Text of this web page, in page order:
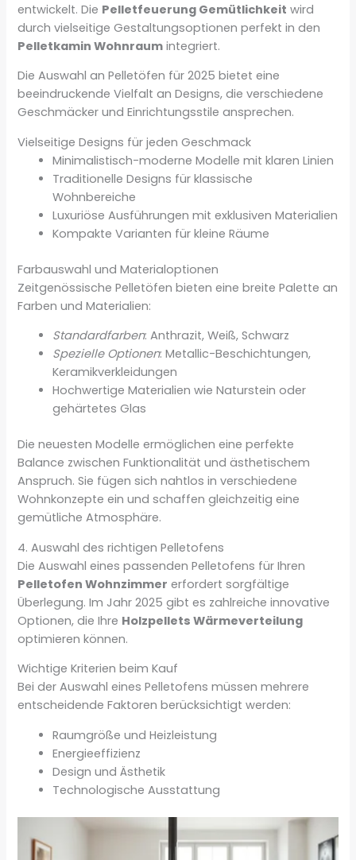
entwickelt. Die Pelletfeuerung Gemütlichkeit wird
durch vielseitige Gestaltungsoptionen perfekt in den
Pelletkamin Wohnraum integriert.
Die Auswahl an Pelletöfen für 2025 bietet eine
beeindruckende Vielfalt an Designs, die verschiedene
Geschmäcker und Einrichtungsstile ansprechen.
Vielseitige Designs für jeden Geschmack
Minimalistisch-moderne Modelle mit klaren Linien
Traditionelle Designs für klassische
Wohnbereiche
Luxuriöse Ausführungen mit exklusiven Materialien
Kompakte Varianten für kleine Räume
Farbauswahl und Materialoptionen
Zeitgenössische Pelletöfen bieten eine breite Palette an
Farben und Materialien:
Standardfarben: Anthrazit, Weiß, Schwarz
Spezielle Optionen: Metallic-Beschichtungen,
Keramikverkleidungen
Hochwertige Materialien wie Naturstein oder
gehärtetes Glas
Die neuesten Modelle ermöglichen eine perfekte
Balance zwischen Funktionalität und ästhetischem
Anspruch. Sie fügen sich nahtlos in verschiedene
Wohnkonzepte ein und schaffen gleichzeitig eine
gemütliche Atmosphäre.
4. Auswahl des richtigen Pelletofens
Die Auswahl eines passenden Pelletofens für Ihren
Pelletofen Wohnzimmer erfordert sorgfältige
Überlegung. Im Jahr 2025 gibt es zahlreiche innovative
Optionen, die Ihre Holzpellets Wärmeverteilung
optimieren können.
Wichtige Kriterien beim Kauf
Bei der Auswahl eines Pelletofens müssen mehrere
entscheidende Faktoren berücksichtigt werden:
Raumgröße und Heizleistung
Energieeffizienz
Design und Ästhetik
Technologische Ausstattung